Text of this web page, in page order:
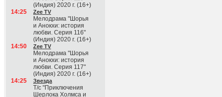
(Индия) 2020 г. (16+)
14:25
Zee TV
Мелодрама "Шорья
и Анокхи: история
любви. Серия 116"
(Индия) 2020 г. (16+)
14:50
Zee TV
Мелодрама "Шорья
и Анокхи: история
любви. Серия 117"
(Индия) 2020 г. (16+)
14:25
Звезда
Т/с "Приключения
Шерлока Холмса и